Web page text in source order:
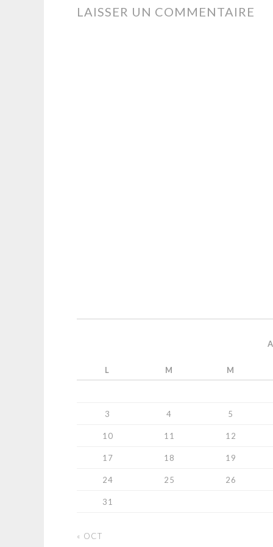
LAISSER UN COMMENTAIRE
L M M
3 4 5
10 11 12
17 18 19
24 25 26
31
« OCT